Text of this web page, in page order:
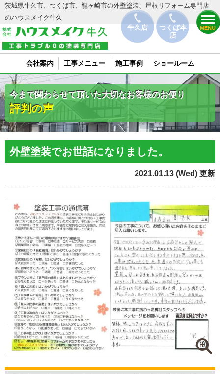
牛久店
つくば本
店
MENU
茨城県牛久市、つくば市、龍ヶ崎市の外壁塗装、屋根リフォーム専門店
のハウスメイク牛久
会社案内 工事メニュー 施工事例 ショールーム
今まで関わらせて頂いた大切なお客様のお便り
評判の声
外壁塗装でお世話になりました。
2021.01.13 (Wed) 更新